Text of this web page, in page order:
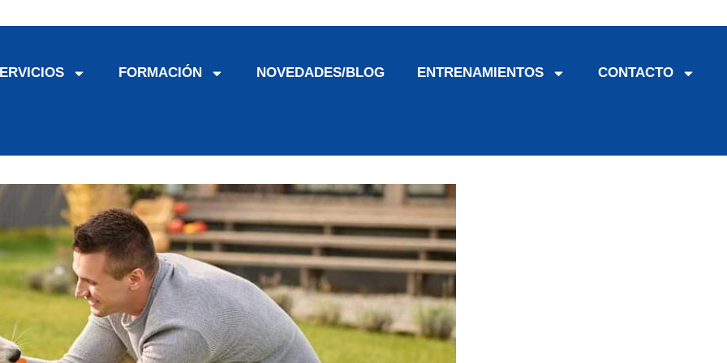
FORMACIÓN NOVEDADES/BLOG ENTRENAMIENTOS CONTACTO